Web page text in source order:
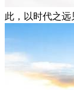
此，以时代之远